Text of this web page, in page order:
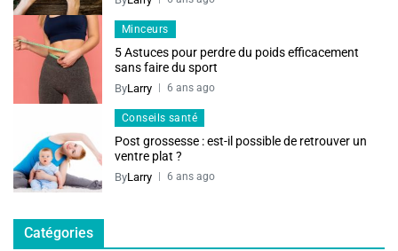
Minceurs
5 Astuces pour perdre du poids efficacement
sans faire du sport
ByLarry 6 ans ago
Conseils santé
Post grossesse : est-il possible de retrouver un
ventre plat ?
ByLarry 6 ans ago
Catégories